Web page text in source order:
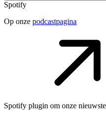
Spotify
Op onze podcastpagina
Spotify plugin om onze